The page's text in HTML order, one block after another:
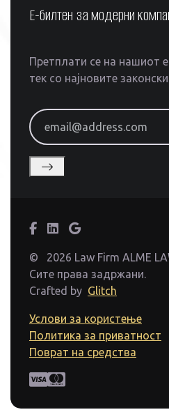
Е-билтен за модерни
Претплати се на нашиот
тек со најновите
email@address.com
©
2026 Law Firm ALME
Сите права задржани.
Crafted by Glitch
Услови за користење
Политика за приватност
Поврат на средства